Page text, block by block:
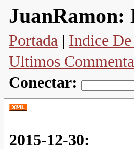
JuanRamon:
Portada | Indice De
Ultimos
Conectar:
2015-12-30: